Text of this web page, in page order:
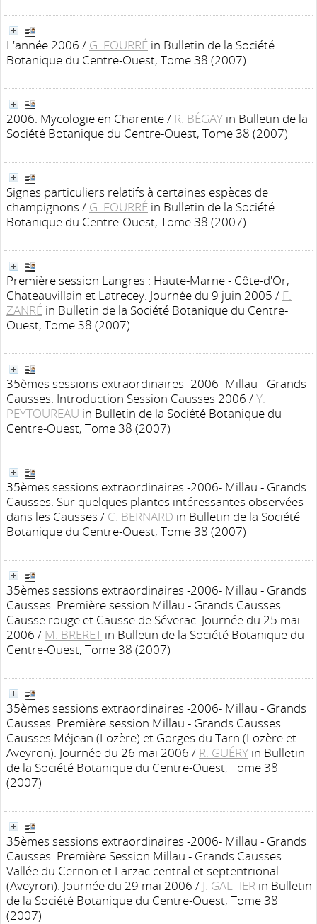
L'année 2006 / G. FOURRÉ in Bulletin de la Société
Botanique du Centre-Ouest, Tome 38 (2007)
2006. Mycologie en Charente/ R. BÉGAY in Bulletin de la
Société Botanique du Centre-Ouest, Tome 38 (2007)
Signes particuliers relatifs à certaines espèces de
champignons / G. FOURRÉ in Bulletin de la Société
Botanique du Centre-Ouest, Tome 38 (2007)
Première session Langres : Haute-Marne - Côte-d'Or,
Chateauvillain et Latrecey. Journée du 9 juin 2005 / F.
ZANRÉ in Bulletin de la Société Botanique du Centre-
Ouest, Tome 38 (2007)
35èmes sessions extraordinaires -2006- Millau - Grands
Causses. Introduction Session Causses 2006 /Y.
PEYTOUREAU in Bulletin de la Société Botanique du
Centre-Ouest, Tome 38 (2007)
35èmes sessions extraordinaires -2006- Millau - Grands
Causses. Sur quelques plantes intéressantes observées
dans les Causses / C. BERNARD in Bulletin de la Société
Botanique du Centre-Ouest, Tome 38 (2007)
35èmes sessions extraordinaires -2006- Millau - Grands
Causses. Première session Millau - Grands Causses.
Causse rouge et Causse de Séverac. Journée du 25 mai
2006 / M. BRERET in Bulletin de la Société Botanique du
Centre-Ouest, Tome 38 (2007)
35èmes sessions extraordinaires -2006- Millau - Grands
Causses. Première session Millau - Grands Causses.
Causses Méjean (Lozère) et Gorges du Tarn (Lozère et
Aveyron). Journée du 26 mai 2006 / R. GUÉRY in Bulletin
de la Société Botanique du Centre-Ouest, Tome 38
(2007)
35èmes sessions extraordinaires -2006- Millau - Grands
Causses. Première Session Millau - Grands Causses.
Vallée du Cernon et Larzac central et septentrional
(Aveyron). Journée du 29 mai 2006 / J. GALTIER in Bulletin
de la Société Botanique du Centre-Ouest, Tome 38
(2007)